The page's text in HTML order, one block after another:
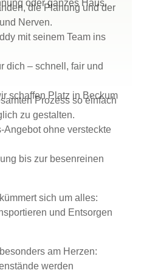
oder ganzes Haus.
die Planung und der
Nerven.
mit seinem Team ins
dich – schnell, fair und
schaffen Platz in Beckum
Prozess so einfach
zu gestalten.
Angebot ohne versteckte
bis zur besenreinen
sich um alles:
und Entsorgen
am Herzen:
werden